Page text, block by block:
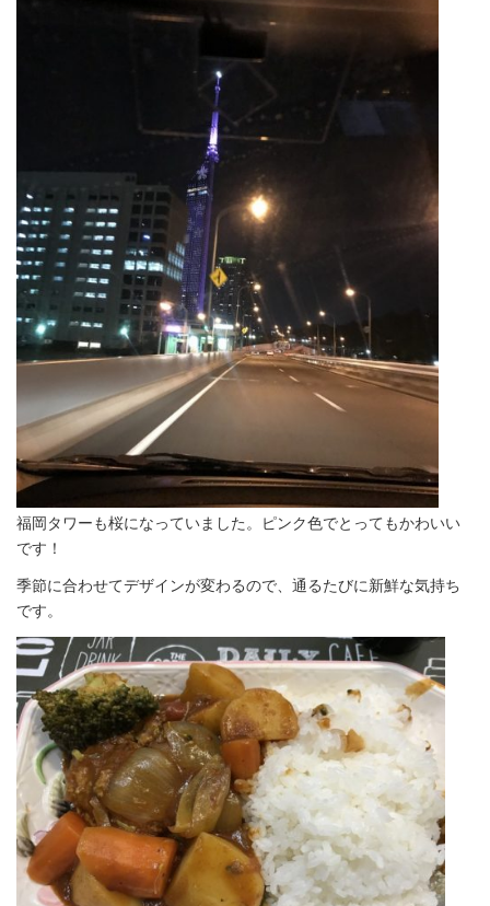
福岡タワーも桜になっていました。ピンク色でとってもかわいい
です！
季節に合わせてデザインが変わるので、通るたびに新鮮な気持ち
です。